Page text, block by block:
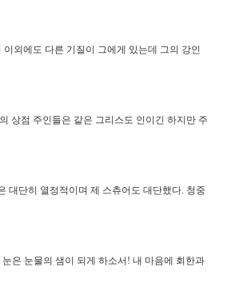
외에도 다른 기질이 그에게 있는데 그의 강인
상점 주인들은 같은 그리스도 인이긴 하지만 주
대단히 열정적이며 제 스츄어도 대단했다. 청중
은 눈물의 샘이 되게 하소서! 내 마음에 회한과